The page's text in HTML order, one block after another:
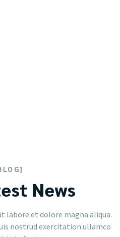
News
labore et dolore magna aliqua.
nostrud exercitation ullamco